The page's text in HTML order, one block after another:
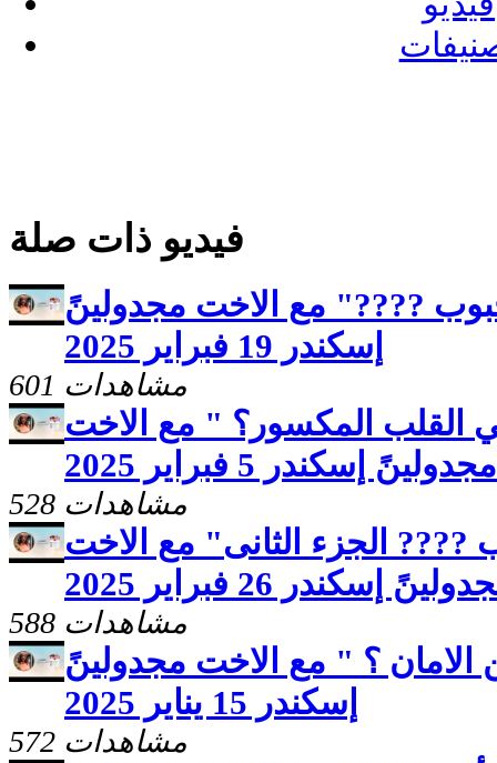
فيديو ذات صلة
????" مع الاخت مجدولينً
إسكندر 19 فبراير 2025
601 مشاهدات
المكسور؟ " مع الاخت
مجدولينً إسكندر 5 فبراير 2025
528 مشاهدات
الجزء الثانى" مع الاخت
إسكندر 26 فبراير 2025
588 مشاهدات
؟ " مع الاخت مجدولينً
إسكندر 15 يناير 2025
572 مشاهدات